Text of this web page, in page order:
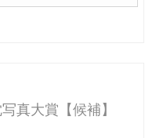
真大賞【候補】